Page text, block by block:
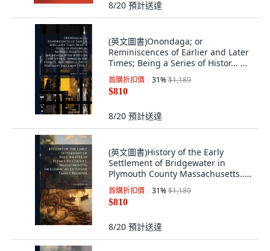
8/20 預計送達
(英文圖書)Onondaga; or
Reminiscences of Earlier and Later
Times; Being a Series of Histor... 精
裝版, Hutson Street Press, 英文
首購折扣價 31%$1,189
$810
8/20 預計送達
(英文圖書)History of the Early
Settlement of Bridgewater in
Plymouth County Massachusetts...
精裝版, Hutson Street Press, 英文
首購折扣價 31%$1,189
$810
8/20 預計送達